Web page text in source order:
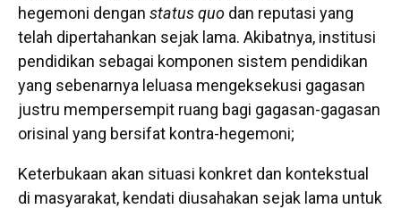
hegemoni dengan status quo dan reputasi yang
telah dipertahankan sejak lama. Akibatnya, institusi
pendidikan sebagai komponen sistem pendidikan
yang sebenarnya leluasa mengeksekusi gagasan
justru mempersempit ruang bagi gagasan-gagasan
orisinal yang bersifat kontra-hegemoni;
Keterbukaan akan situasi konkret dan kontekstual
di masyarakat, kendati diusahakan sejak lama untuk